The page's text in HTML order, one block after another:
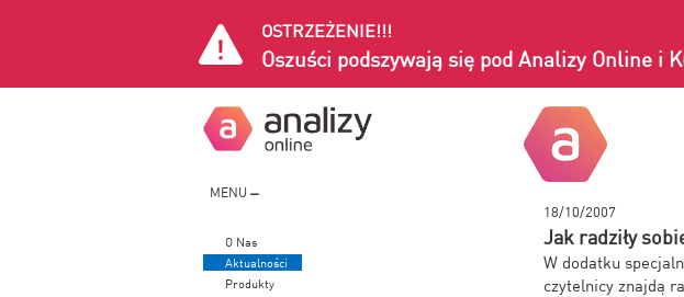
OSTRZEŻENIE!!!
Oszuści podszywają się pod Analizy Online i
MENU
O Nas
Aktualności
Produkty
18/10/2007
Jak radziły
W dodatku
czytelnicy znajdą